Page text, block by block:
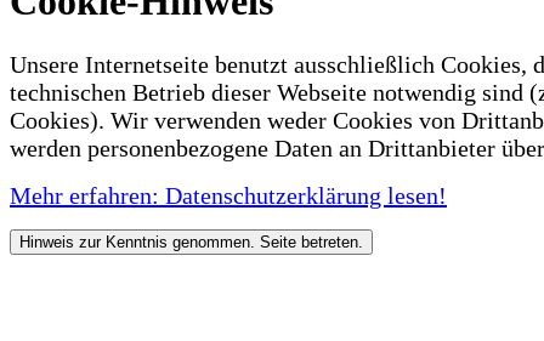
Unsere Internetseite benutzt ausschließlich Cookies,
technischen Betrieb dieser Webseite notwendig sind
Cookies). Wir verwenden weder Cookies von
werden personenbezogene Daten an Drittanbieter
Mehr erfahren: Datenschutzerklärung lesen!
Hinweis zur Kenntnis genommen. Seite betreten.